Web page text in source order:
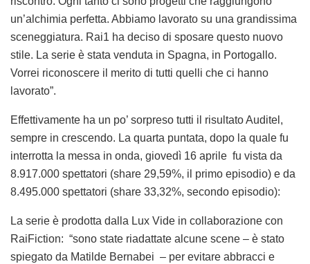
un’alchimia perfetta. Abbiamo lavorato su una grandissima
sceneggiatura. Rai1 ha deciso di sposare questo nuovo
stile. La serie è stata venduta in Spagna, in Portogallo.
Vorrei riconoscere il merito di tutti quelli che ci hanno
lavorato”.
Effettivamente ha un po’ sorpreso tutti il risultato Auditel,
sempre in crescendo. La quarta puntata, dopo la quale fu
interrotta la messa in onda, giovedì 16 aprile fu vista da
8.917.000 spettatori (share 29,59%, il primo episodio) e da
8.495.000 spettatori (share 33,32%, secondo episodio):
La serie è prodotta dalla Lux Vide in collaborazione con
RaiFiction: “sono state riadattate alcune scene – è stato
spiegato da Matilde Bernabei – per evitare abbracci e